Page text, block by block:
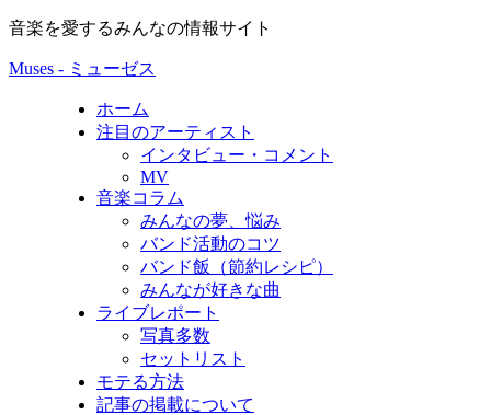
音楽を愛するみんなの情報サイト
Muses - ミューゼス
ホーム
注目のアーティスト
インタビュー・コメント
MV
音楽コラム
みんなの夢、悩み
バンド活動のコツ
バンド飯（節約レシピ）
みんなが好きな曲
ライブレポート
写真多数
セットリスト
モテる方法
記事の掲載について